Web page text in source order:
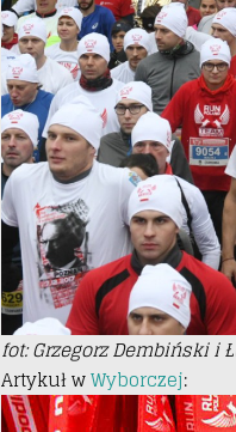
fot: Grzegorz Dembiński i
Artykuł wWyborczej: